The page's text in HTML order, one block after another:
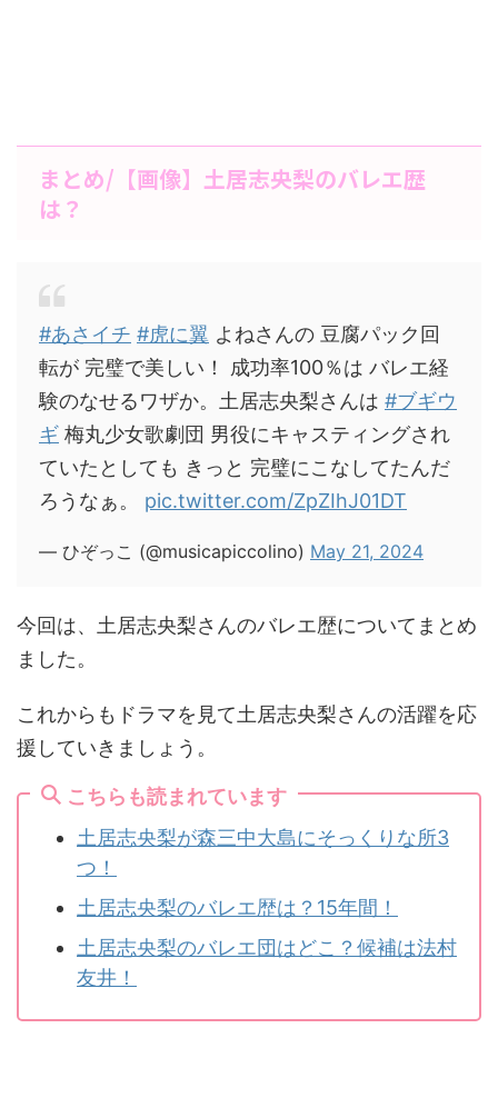
まとめ/【画像】土居志央梨のバレエ歴
は？
#あさイチ #虎に翼 よねさんの 豆腐パック回
転が 完璧で美しい！ 成功率100％は バレエ経
験のなせるワザか。土居志央梨さんは #ブギウ
ギ 梅丸少女歌劇団 男役にキャスティングされ
ていたとしても きっと 完璧にこなしてたんだ
ろうなぁ。 pic.twitter.com/ZpZIhJ01DT
— ひぞっこ (@musicapiccolino) May 21, 2024
今回は、土居志央梨さんのバレエ歴についてまとめ
ました。
これからもドラマを見て土居志央梨さんの活躍を応
援していきましょう。
こちらも読まれています
土居志央梨が森三中大島にそっくりな所3
つ！
土居志央梨のバレエ歴は？15年間！
土居志央梨のバレエ団はどこ？候補は法村
友井！